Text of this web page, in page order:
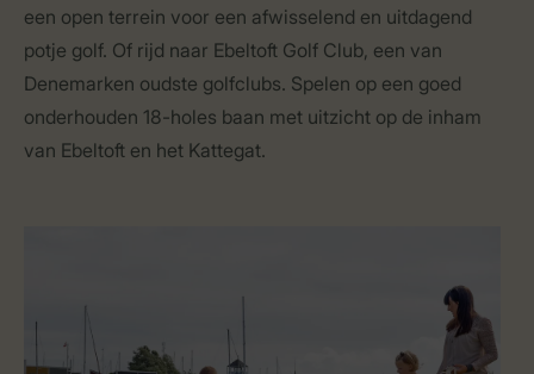
een open terrein voor een afwisselend en uitdagend
potje golf. Of rijd naar Ebeltoft Golf Club, een van
Denemarken oudste golfclubs. Spelen op een goed
onderhouden 18-holes baan met uitzicht op de inham
van Ebeltoft en het Kattegat.